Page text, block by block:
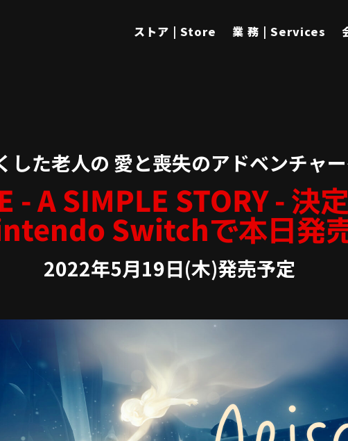
ストア | Store 業 務 | Services
した老人の 愛と喪失のアドベンチャ
- A SIMPLE STORY - 決
Switchで本日発
2022年5月19日(木)発売予定